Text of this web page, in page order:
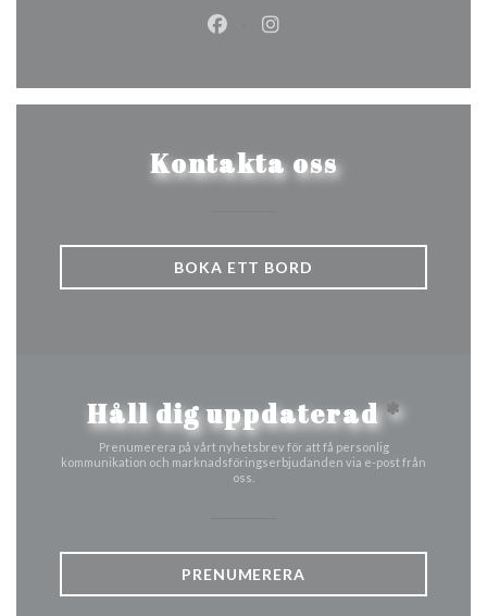
Facebook ((öppnas i ett nytt
Instagram ((öppnas i ett
Kontakta oss
BOKA ETT BORD
Håll dig uppdaterad*
Prenumerera på vårt nyhetsbrev för att få personlig
kommunikation och marknadsföringserbjudanden via e-post från
oss.
PRENUMERERA